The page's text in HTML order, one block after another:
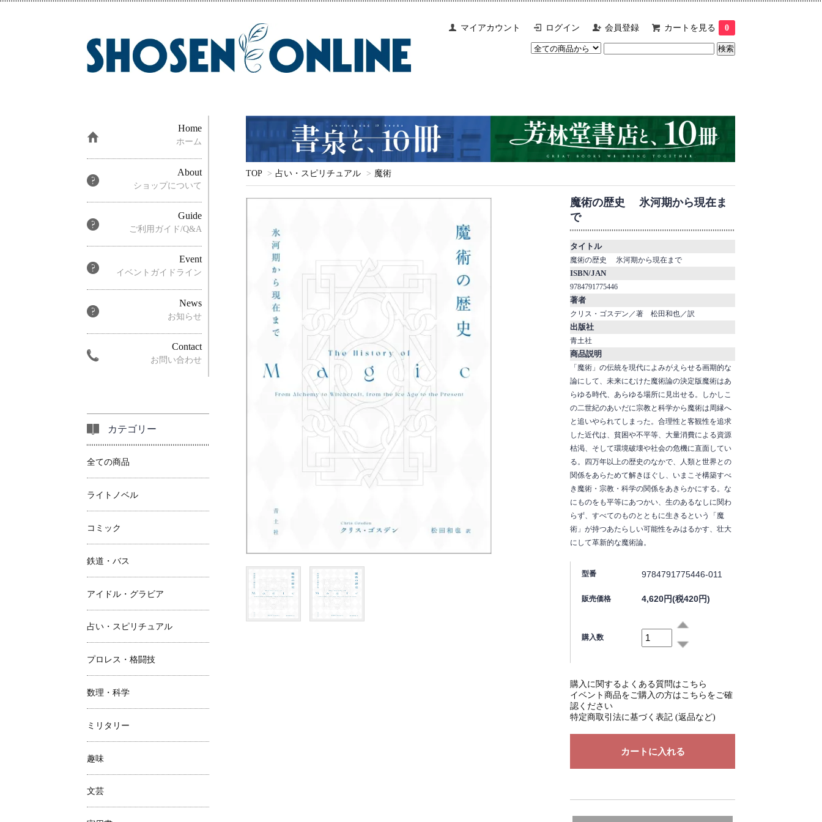
マイアカウント ログイン 会員登録 カートを見る 0
TOP > 占い・スピリチュアル > 魔術
魔術の歴史 氷河期から現在ま
で
タイトル
魔術の歴史 氷河期から現在まで
ISBN/JAN
9784791775446
著者
クリス・ゴスデン／著 松田和也／訳
出版社
青土社
商品説明
「魔術」の伝統を現代によみがえらせる画期的な
論にして、未来にむけた魔術論の決定版魔術はあ
らゆる時代、あらゆる場所に見出せる。しかしこ
の二世紀のあいだに宗教と科学から魔術は周縁へ
と追いやられてしまった。合理性と客観性を追求
した近代は、貧困や不平等、大量消費による資源
枯渇、そして環境破壊や社会の危機に直面してい
る。四万年以上の歴史のなかで、人類と世界との
関係をあらためて解きほぐし、いまこそ構築すべ
き魔術・宗教・科学の関係をあきらかにする。な
にものをも平等にあつかい、生のあるなしに関わ
らず、すべてのものとともに生きるという「魔
術」が持つあたらしい可能性をみはるかす、壮大
にして革新的な魔術論。
型番 9784791775446-011
販売価格 4,620円(税420円)
購入数
購入に関するよくある質問はこちら
イベント商品をご購入の方はこちらをご確
認ください
特定商取引法に基づく表記 (返品など)
Home
ホーム
About
ショップについて
Guide
ご利用ガイド/Q&A
Event
イベントガイドライン
News
お知らせ
Contact
お問い合わせ
カテゴリー
全ての商品
ライトノベル
コミック
鉄道・バス
アイドル・グラビア
占い・スピリチュアル
プロレス・格闘技
数理・科学
ミリタリー
趣味
文芸